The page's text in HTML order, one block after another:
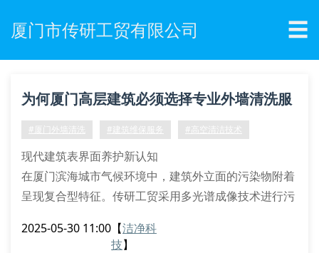
厦门市传研工贸有限公司 ☰
为何厦门高层建筑必须选择专业外墙清洗服
务？
#厦门外墙清洗 #建筑维保服务 #高空清洁技术
现代建筑表界面养护新认知
在厦门滨海城市气候环境中，建筑外立面的污染物附着
呈现复合型特征。传研工贸采用多光谱成像技术进行污
等参数，制定个性化清洗方案。我们的纳米级界面活性
2025-05-30 11:00 【洁净科
技】